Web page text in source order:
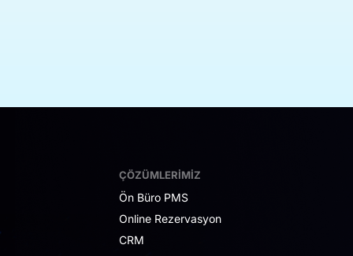
ÇÖZÜMLERIMIZ
Ön Büro PMS
Online Rezervasyon
CRM